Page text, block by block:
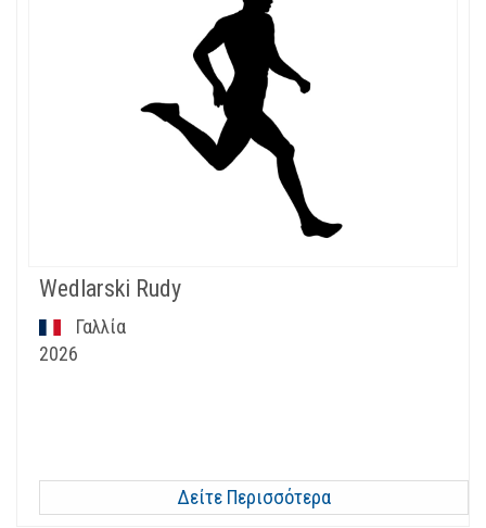
Wedlarski Rudy
Γαλλία
2026
Δείτε Περισσότερα